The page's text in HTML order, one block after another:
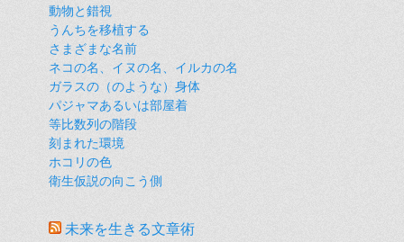
動物と錯視
うんちを移植する
さまざまな名前
ネコの名、イヌの名、イルカの名
ガラスの（のような）身体
パジャマあるいは部屋着
等比数列の階段
刻まれた環境
ホコリの色
衛生仮説の向こう側
未来を生きる文章術